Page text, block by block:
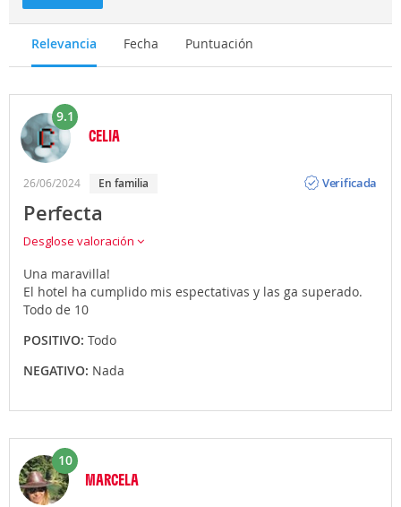
Relevancia Fecha Puntuación
9.1
CELIA
26/06/2024 en familia
Verificada
Perfecta
Desglose valoración
Una maravilla!
El hotel ha cumplido mis espectativas y las ga superado.
Todo de 10
POSITIVO: Todo
NEGATIVO: Nada
10
MARCELA